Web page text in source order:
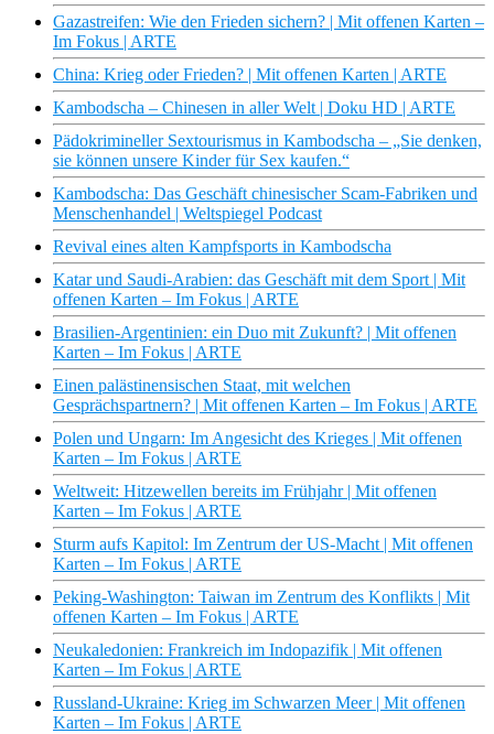
Gazastreifen: Wie den Frieden sichern? | Mit offenen Karten –
Im Fokus | ARTE
China: Krieg oder Frieden? | Mit offenen Karten | ARTE
Kambodscha – Chinesen in aller Welt | Doku HD | ARTE
Pädokrimineller Sextourismus in Kambodscha – „Sie denken,
sie können unsere Kinder für Sex kaufen.“
Kambodscha: Das Geschäft chinesischer Scam-Fabriken und
Menschenhandel | Weltspiegel Podcast
Revival eines alten Kampfsports in Kambodscha
Katar und Saudi-Arabien: das Geschäft mit dem Sport | Mit
offenen Karten – Im Fokus | ARTE
Brasilien-Argentinien: ein Duo mit Zukunft? | Mit offenen
Karten – Im Fokus | ARTE
Einen palästinensischen Staat, mit welchen
Gesprächspartnern? | Mit offenen Karten – Im Fokus | ARTE
Polen und Ungarn: Im Angesicht des Krieges | Mit offenen
Karten – Im Fokus | ARTE
Weltweit: Hitzewellen bereits im Frühjahr | Mit offenen
Karten – Im Fokus | ARTE
Sturm aufs Kapitol: Im Zentrum der US-Macht | Mit offenen
Karten – Im Fokus | ARTE
Peking-Washington: Taiwan im Zentrum des Konflikts | Mit
offenen Karten – Im Fokus | ARTE
Neukaledonien: Frankreich im Indopazifik | Mit offenen
Karten – Im Fokus | ARTE
Russland-Ukraine: Krieg im Schwarzen Meer | Mit offenen
Karten – Im Fokus | ARTE